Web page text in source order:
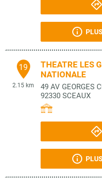
19
2.15 km
THEATRE LES
NATIONALE
49 AV GEORGES
92330 SCEAUX